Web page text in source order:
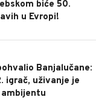
biće 50.
u Evropi!
Banjalučane:
igrač, uživanje je